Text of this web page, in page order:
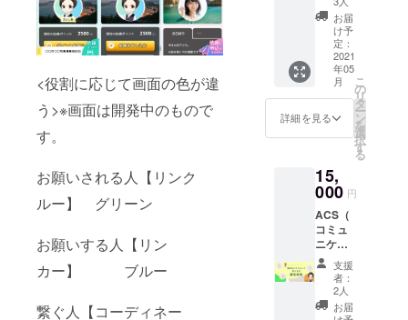
<役割に応じて画面の色が違
う>※画面は開発中のもので
す。
お願いされる人【リンク
ルー】 グリーン
お願いする人【リン
カー】 ブルー
繋ぐ人【コーディネー
す。 現
在、5月
にクラ
ウド
ファン
ディン
グを実
資金を
集め、8
「10代
フェ
ス」を
主宰す
る準備
を進め
てい
る。
Instagr
am ＠
shia_de
ourthpl
ace-
gg.com/
はコ
ミュニ
ケー
ション
の課題
や対
策、他
者との
題点を
明確に
す。 自
分とは
異なる
相手の
考えや
気持
ち、価
は、
「りん
くる」
内で設
定でき
る称号
です。
一番最
ら関
わって
頂いて
いる方
の称号
です。
今の
所、特
別な効
果はあ
トと分
析解
説。【2
名分】
夫婦や
カップ
ルなど
の相性
や気を
付ける
ころも
なども
解説で
きま
す。 人
数限定
ですが
割引価
格で対
応させ
お届
け予
定：
2021
年05
月
詳細を見る
こ
の
リ
タ
ー
ン
を
選
択
す
る
15,
000 円
ACS（
コミュ
ニケー
ション
構造分
析)テス
トと分
析解
支援
者：
2人
お届